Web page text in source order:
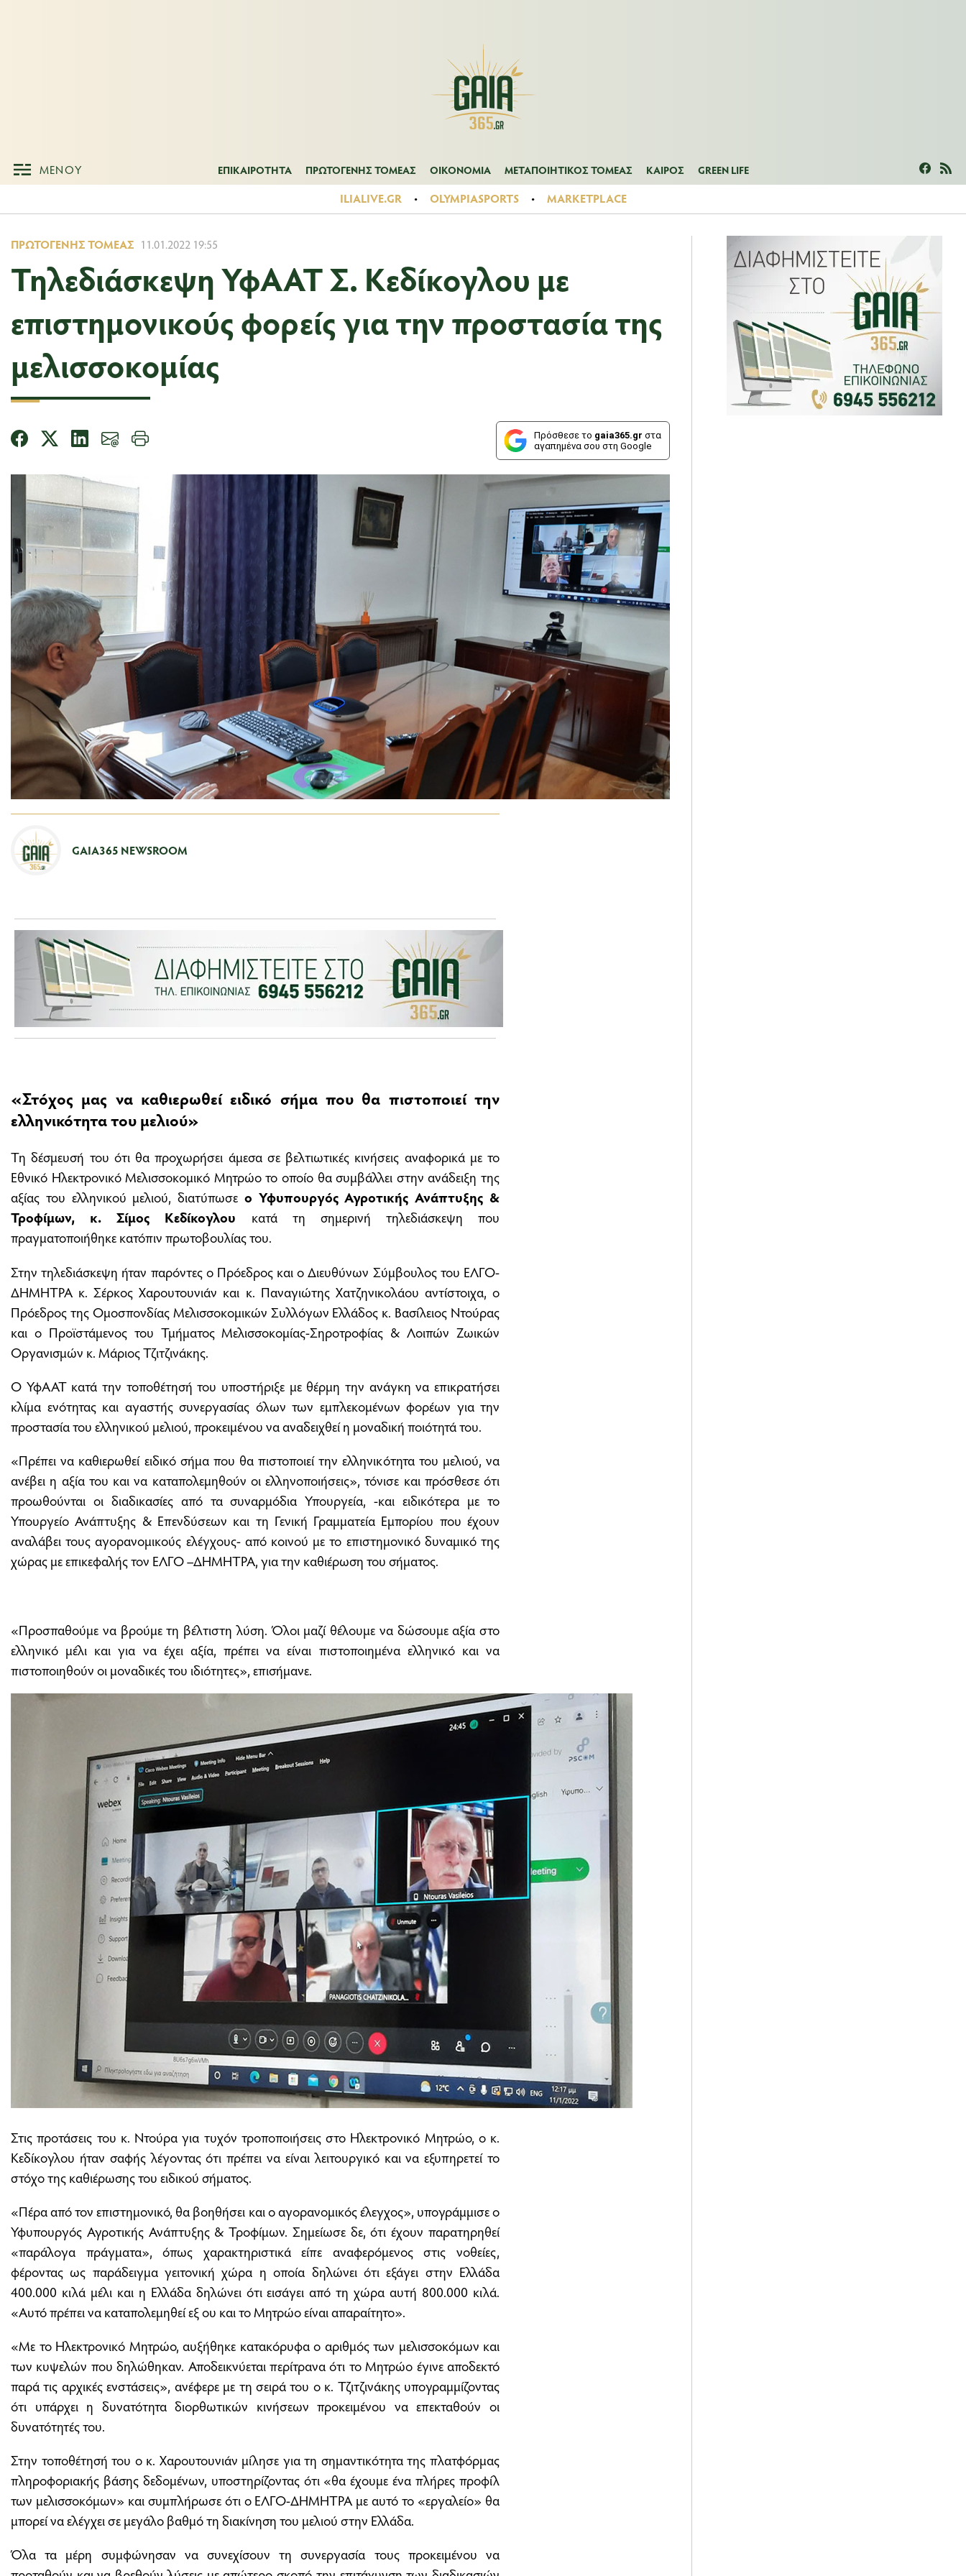
ΜΕΝΟΥ ΕΠΙΚΑΙΡΟΤΗΤΑ ΠΡΩΤΟΓΕΝΗΣ ΤΟΜΕΑΣ ΟΙΚΟΝΟΜΙΑ ΜΕΤΑΠΟΙΗΤΙΚΟΣ ΤΟΜΕΑΣ ΚΑΙΡΟΣ GREEN LIFE
ILIALIVE.GR OLYMPIASPORTS MARKETPLACE
ΠΡΩΤΟΓΕΝΉΣ ΤΟΜΈΑΣ 11.01.2022 19:55
Τηλεδιάσκεψη ΥφΑΑΤ Σ. Κεδίκογλου με
επιστημονικούς φορείς για την προστασία της
μελισσοκομίας
Πρόσθεσε το gaia365.gr στα
αγαπημένα σου στη Google
GAIA365 NEWSROOM
«Στόχος μας να καθιερωθεί ειδικό σήμα που θα πιστοποιεί την
ελληνικότητα του μελιού»
Τη δέσμευσή του ότι θα προχωρήσει άμεσα σε βελτιωτικές κινήσεις αναφορικά με το
Εθνικό Ηλεκτρονικό Μελισσοκομικό Μητρώο το οποίο θα συμβάλλει στην ανάδειξη της
αξίας του ελληνικού μελιού, διατύπωσε ο Υφυπουργός Αγροτικής Ανάπτυξης &
Τροφίμων, κ. Σίμος Κεδίκογλου κατά τη σημερινή τηλεδιάσκεψη που
πραγματοποιήθηκε κατόπιν πρωτοβουλίας του.
Στην τηλεδιάσκεψη ήταν παρόντες ο Πρόεδρος και ο Διευθύνων Σύμβουλος του ΕΛΓΟ-
ΔΗΜΗΤΡΑ κ. Σέρκος Χαρουτουνιάν και κ. Παναγιώτης Χατζηνικολάου αντίστοιχα, ο
Πρόεδρος της Ομοσπονδίας Μελισσοκομικών Συλλόγων Ελλάδος κ. Βασίλειος Ντούρας
και ο Προϊστάμενος του Τμήματος Μελισσοκομίας-Σηροτροφίας & Λοιπών Ζωικών
Οργανισμών κ. Μάριος Τζιτζινάκης.
Ο ΥφΑΑΤ κατά την τοποθέτησή του υποστήριξε με θέρμη την ανάγκη να επικρατήσει
κλίμα ενότητας και αγαστής συνεργασίας όλων των εμπλεκομένων φορέων για την
προστασία του ελληνικού μελιού, προκειμένου να αναδειχθεί η μοναδική ποιότητά του.
«Πρέπει να καθιερωθεί ειδικό σήμα που θα πιστοποιεί την ελληνικότητα του μελιού, να
ανέβει η αξία του και να καταπολεμηθούν οι ελληνοποιήσεις», τόνισε και πρόσθεσε ότι
προωθούνται οι διαδικασίες από τα συναρμόδια Υπουργεία, -και ειδικότερα με το
Υπουργείο Ανάπτυξης & Επενδύσεων και τη Γενική Γραμματεία Εμπορίου που έχουν
αναλάβει τους αγορανομικούς ελέγχους- από κοινού με το επιστημονικό δυναμικό της
χώρας με επικεφαλής τον ΕΛΓΟ –ΔΗΜΗΤΡΑ, για την καθιέρωση του σήματος.
«Προσπαθούμε να βρούμε τη βέλτιστη λύση. Όλοι μαζί θέλουμε να δώσουμε αξία στο
ελληνικό μέλι και για να έχει αξία, πρέπει να είναι πιστοποιημένα ελληνικό και να
πιστοποιηθούν οι μοναδικές του ιδιότητες», επισήμανε.
Στις προτάσεις του κ. Ντούρα για τυχόν τροποποιήσεις στο Ηλεκτρονικό Μητρώο, ο κ.
Κεδίκογλου ήταν σαφής λέγοντας ότι πρέπει να είναι λειτουργικό και να εξυπηρετεί το
στόχο της καθιέρωσης του ειδικού σήματος.
«Πέρα από τον επιστημονικό, θα βοηθήσει και ο αγορανομικός έλεγχος», υπογράμμισε ο
Υφυπουργός Αγροτικής Ανάπτυξης & Τροφίμων. Σημείωσε δε, ότι έχουν παρατηρηθεί
«παράλογα πράγματα», όπως χαρακτηριστικά είπε αναφερόμενος στις νοθείες,
φέροντας ως παράδειγμα γειτονική χώρα η οποία δηλώνει ότι εξάγει στην Ελλάδα
400.000 κιλά μέλι και η Ελλάδα δηλώνει ότι εισάγει από τη χώρα αυτή 800.000 κιλά.
«Αυτό πρέπει να καταπολεμηθεί εξ ου και το Μητρώο είναι απαραίτητο».
«Με το Ηλεκτρονικό Μητρώο, αυξήθηκε κατακόρυφα ο αριθμός των μελισσοκόμων και
των κυψελών που δηλώθηκαν. Αποδεικνύεται περίτρανα ότι το Μητρώο έγινε αποδεκτό
παρά τις αρχικές ενστάσεις», ανέφερε με τη σειρά του ο κ. Τζιτζινάκης υπογραμμίζοντας
ότι υπάρχει η δυνατότητα διορθωτικών κινήσεων προκειμένου να επεκταθούν οι
δυνατότητές του.
Στην τοποθέτησή του ο κ. Χαρουτουνιάν μίλησε για τη σημαντικότητα της πλατφόρμας
πληροφοριακής βάσης δεδομένων, υποστηρίζοντας ότι «θα έχουμε ένα πλήρες προφίλ
των μελισσοκόμων» και συμπλήρωσε ότι ο ΕΛΓΟ-ΔΗΜΗΤΡΑ με αυτό το «εργαλείο» θα
μπορεί να ελέγχει σε μεγάλο βαθμό τη διακίνηση του μελιού στην Ελλάδα.
Όλα τα μέρη συμφώνησαν να συνεχίσουν τη συνεργασία τους προκειμένου να